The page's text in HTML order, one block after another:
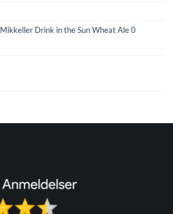
Mikkeller Drink in the Sun Wheat Ale 0